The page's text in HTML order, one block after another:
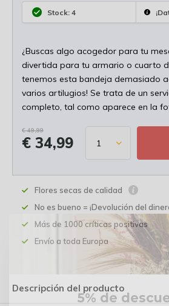
Stock: 4
¿Buscas algo acogedor para tu
divertida para tu armario o cuarto
tenemos esta bandeja demasiado
varios artilugios! Se trata de un
completo, tal como aparece en la
€ 49,99
€ 34,99
Flores secas de calidad
No es bueno = ¡Devolución del
Más de 1000 críticas positivas
Envío a toda Europa
Descripción del producto
5% de